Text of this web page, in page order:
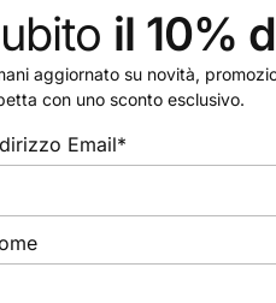
il 10%
aggiornato su novità,
con uno sconto esclusivo.
Email*